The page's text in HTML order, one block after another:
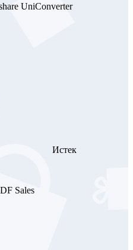
UniConverter
Истек
Sales